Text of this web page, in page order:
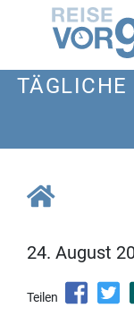
TÄGLICHE
24. August
Teilen